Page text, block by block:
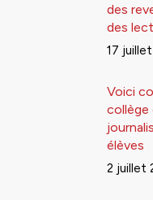
des
des
17
Voici
collège
élèves
2 juillet